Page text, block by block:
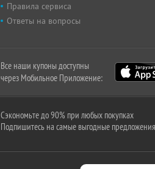
Правила сервиса
Ответы на вопросы
Все наши купоны доступны
через Мобильное Приложение:
Сэкономьте до 90% при любых покупках
Подпишитесь на самые выгодные предложения